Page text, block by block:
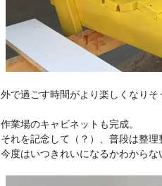
外で過ごす時間がより楽しくなりそ
作業場のキャビネットも完成。
それを記念して（？）、普段は整
今度はいつきれいになるかわからな